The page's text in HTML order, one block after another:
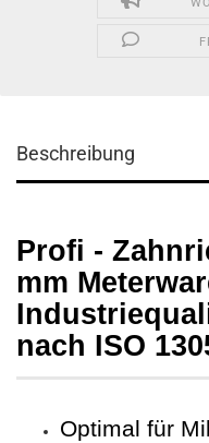
Beschreibung
Profi -
mm
nach ISO
Optimal für